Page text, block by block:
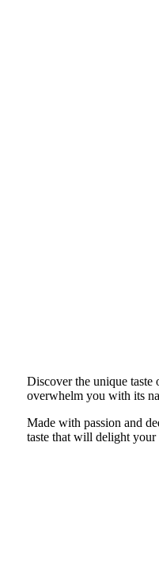
Discover the unique
overwhelm you with its
Made with passion and
taste that will delight your